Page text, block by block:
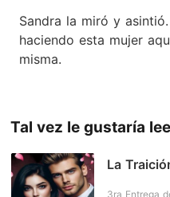
Sandra la miró y
haciendo esta mujer
misma.
Tal vez le gustaría
La
3ra Entrega de